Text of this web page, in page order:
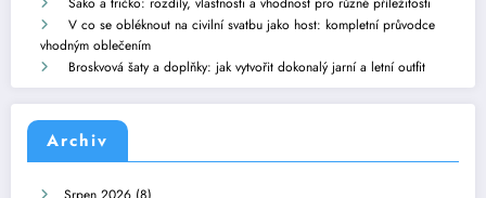
V co se obléknout na civilní svatbu jako host: kompletní průvodce
vhodným oblečením
Broskvová šaty a doplňky: jak vytvořit dokonalý jarní a letní outfit
Archiv